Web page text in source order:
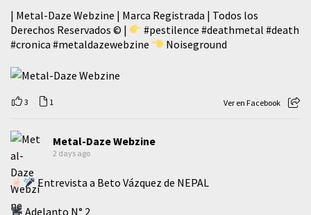
| Metal-Daze Webzine | Marca Registrada | Todos los
Derechos Reservados © |
#pestilence #deathmetal #death
#cronica #metaldazewebzine Noiseground
3 1 Ver en Facebook
Metal-Daze Webzine
2 days ago
Entrevista a Beto Vázquez de NEPAL
Adelanto N° 2